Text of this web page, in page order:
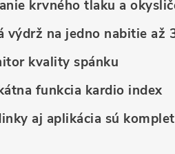
krvného tlaku a
výdrž na jedno nabitie až
kvality spánku
funkcia kardio index
aj aplikácia sú